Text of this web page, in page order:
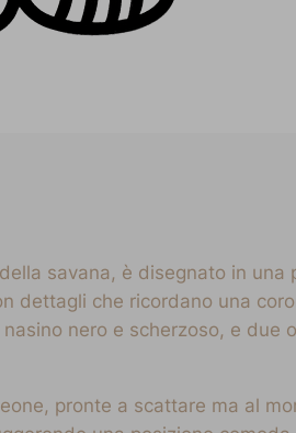
savana, è disegnato in una
dettagli che ricordano una
nero e scherzoso, e due
pronte a scattare ma al